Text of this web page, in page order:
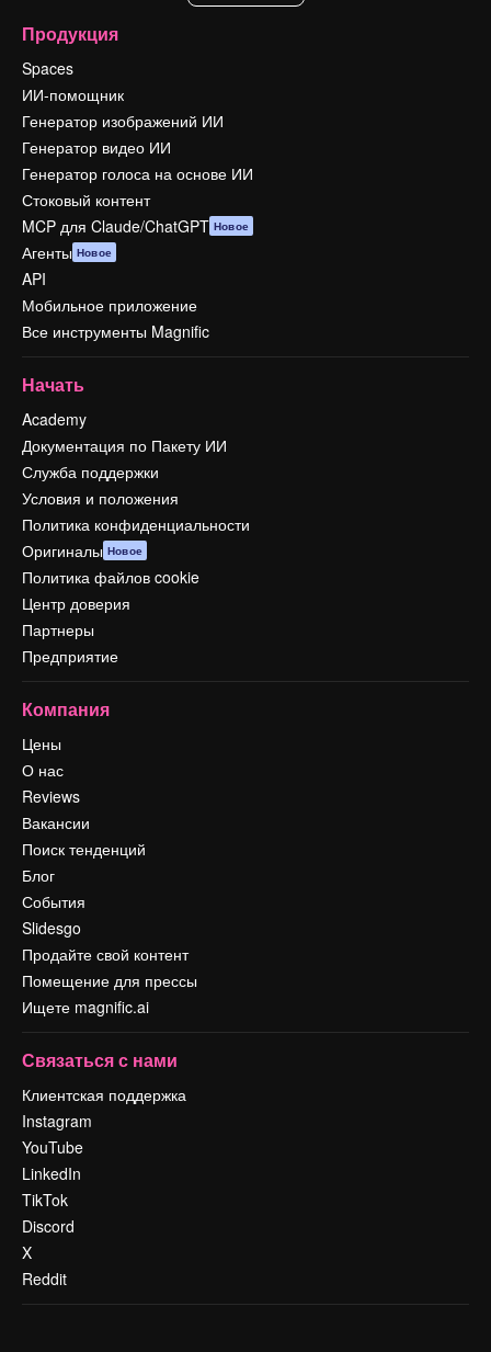
Продукция
Spaces
ИИ-помощник
Генератор изображений ИИ
Генератор видео ИИ
Генератор голоса на основе ИИ
Стоковый контент
MCP для Claude/ChatGPT Новое
Агенты Новое
API
Мобильное приложение
Все инструменты Magnific
Начать
Academy
Документация по Пакету ИИ
Служба поддержки
Условия и положения
Политика конфиденциальности
Оригиналы Новое
Политика файлов cookie
Центр доверия
Партнеры
Предприятие
Компания
Цены
О нас
Reviews
Вакансии
Поиск тенденций
Блог
События
Slidesgo
Продайте свой контент
Помещение для прессы
Ищете magnific.ai
Связаться с нами
Клиентская поддержка
Instagram
YouTube
LinkedIn
TikTok
Discord
X
Reddit